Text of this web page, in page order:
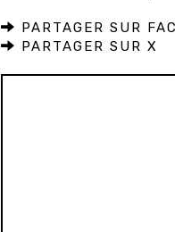
PARTAGER SUR
PARTAGER SUR X